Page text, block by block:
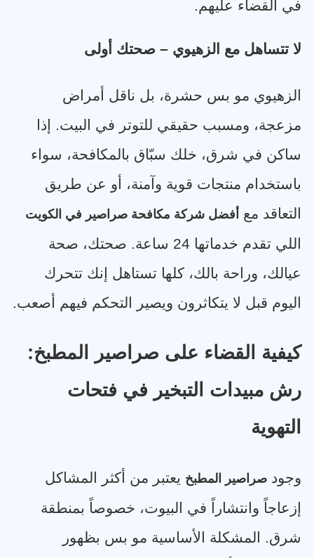
في القضاء عليهم.
لا تتساهل مع الزهيوي – صحتك أولى
الزهيوي مو بس حشرة، بل ناقل أمراض
مزعجة، ومسبب حقيقي للتوتر في البيت. إذا
ساكن في شرق، خلك سبّاق بالمكافحة، سواء
باستخدام منتجات قوية وآمنة، أو عن طريق
التعاقد مع
أفضل شركة مكافحة صراصير في الكويت
اللي تقدم خدماتها 24 ساعة. صحتك، صحة
عيالك، وراحة بالك، كلها تستاهل إنك تتحرك
اليوم قبل لا يتكاثرون ويصير التحكم فيهم أصعب.
كيفية القضاء على صراصير المطبخ:
رش مبيدات التبخير في فتحات
التهوية
وجود صراصير المطبخ يعتبر من أكثر المشاكل
إزعاجاً وانتشاراً في البيوت، خصوصاً بمنطقة
شرق. المشكلة الأساسية مو بس بظهور